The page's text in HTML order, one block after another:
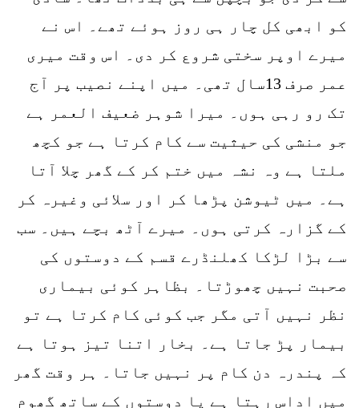
کو ابھی کل چار ہی روز ہوئے تھے۔ اس نے
میرے اوپر سختی شروع کر دی۔ اس وقت میری
عمر صرف 13سال تھی۔ میں اپنے نصیب پر آج
تک رو رہی ہوں۔ میرا شوہر ضعیف العمر ہے
جو منشی کی حیثیت سے کام کرتا ہے جو کچھ
ملتا ہے وہ نشہ میں ختم کر کے گھر چلا آتا
ہے۔ میں ٹیوشن پڑھا کر اور سلائی وغیرہ کر
کے گزارہ کرتی ہوں۔ میرے آٹھ بچے ہیں۔ سب
سے بڑا لڑکا کھلنڈرے قسم کے دوستوں کی
صحبت نہیں چھوڑتا۔ بظاہر کوئی بیماری
نظر نہیں آتی مگر جب کوئی کام کرتا ہے تو
بیمار پڑ جاتا ہے۔ بخار اتنا تیز ہوتا ہے
کہ پندرہ دن کام پر نہیں جاتا۔ ہر وقت گھر
میں اداس رہتا ہے یا دوستوں کے ساتھ گھوم